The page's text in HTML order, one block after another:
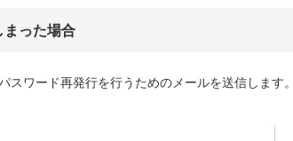
まった場合
スワード再発行を行うためのメールを送信します